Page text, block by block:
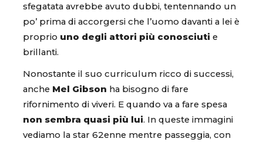
sfegatata avrebbe avuto dubbi, tentennando un
po’ prima di accorgersi che l’uomo davanti a lei è
proprio uno degli attori più conosciuti e
brillanti.
Nonostante il suo curriculum ricco di successi,
anche Mel Gibson ha bisogno di fare
rifornimento di viveri. E quando va a fare spesa
non sembra quasi più lui. In queste immagini
vediamo la star 62enne mentre passeggia, con